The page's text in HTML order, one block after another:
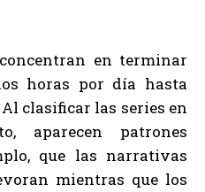
en terminar
horas por día hasta
clasificar las series en
aparecen patrones
que las narrativas
mientras que los